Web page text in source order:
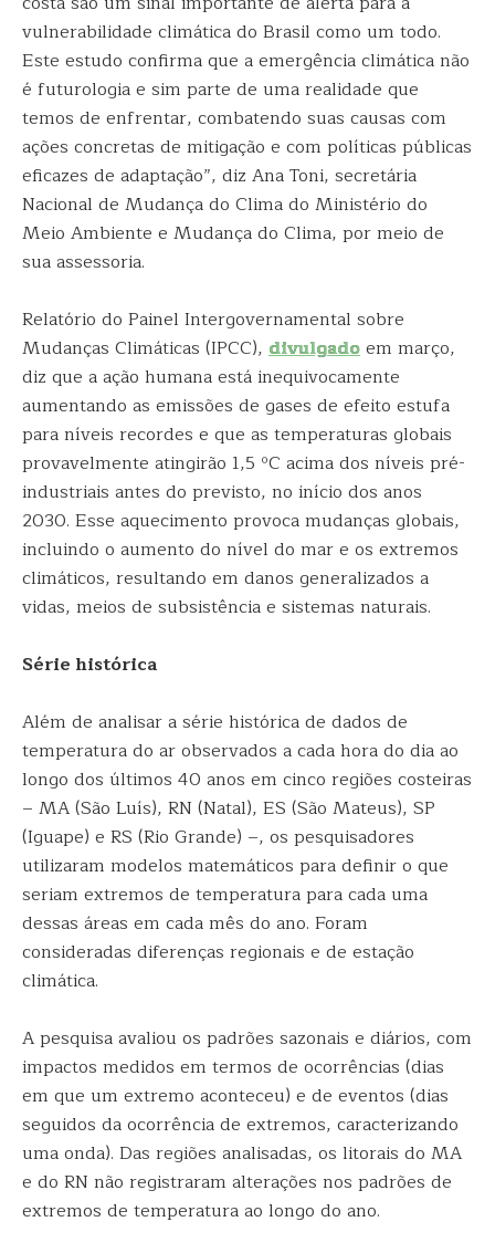
vulnerabilidade climática do Brasil como um todo.
Este estudo confirma que a emergência climática não
é futurologia e sim parte de uma realidade que
temos de enfrentar, combatendo suas causas com
ações concretas de mitigação e com políticas públicas
eficazes de adaptação”, diz Ana Toni, secretária
Nacional de Mudança do Clima do Ministério do
Meio Ambiente e Mudança do Clima, por meio de
sua assessoria.
Relatório do Painel Intergovernamental sobre
Mudanças Climáticas (IPCC), divulgadoem março,
diz que a ação humana está inequivocamente
aumentando as emissões de gases de efeito estufa
para níveis recordes e que as temperaturas globais
provavelmente atingirão 1,5 ºC acima dos níveis pré-
industriais antes do previsto, no início dos anos
2030. Esse aquecimento provoca mudanças globais,
incluindo o aumento do nível do mar e os extremos
climáticos, resultando em danos generalizados a
vidas, meios de subsistência e sistemas naturais.
Série histórica
Além de analisar a série histórica de dados de
temperatura do ar observados a cada hora do dia ao
longo dos últimos 40 anos em cinco regiões costeiras
– MA (São Luís), RN (Natal), ES (São Mateus), SP
(Iguape) e RS (Rio Grande) –, os pesquisadores
utilizaram modelos matemáticos para definir o que
seriam extremos de temperatura para cada uma
dessas áreas em cada mês do ano. Foram
consideradas diferenças regionais e de estação
climática.
A pesquisa avaliou os padrões sazonais e diários, com
impactos medidos em termos de ocorrências (dias
em que um extremo aconteceu) e de eventos (dias
seguidos da ocorrência de extremos, caracterizando
uma onda). Das regiões analisadas, os litorais do MA
e do RN não registraram alterações nos padrões de
extremos de temperatura ao longo do ano.